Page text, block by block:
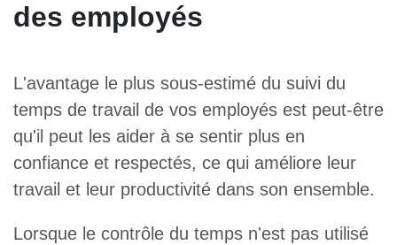
des employés
L'avantage le plus sous-estimé du suivi du
temps de travail de vos employés est peut-être
qu'il peut les aider à se sentir plus en
confiance et respectés, ce qui améliore leur
travail et leur productivité dans son ensemble.
Lorsque le contrôle du temps n'est pas utilisé